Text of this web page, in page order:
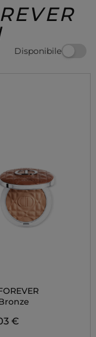
Disponibile
€